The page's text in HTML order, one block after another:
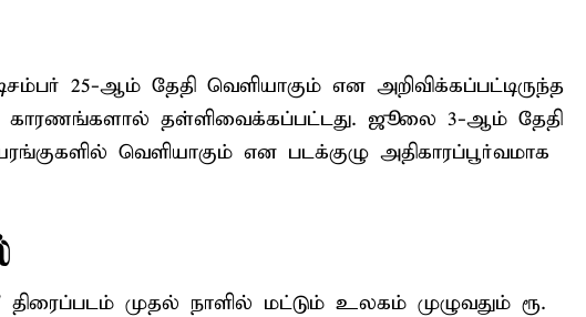
25-ஆம் தேதி வெளியாகும் என அறிவிக்கப்பட்டிருந்த
காரணங்களால் தள்ளிவைக்கப்பட்டது. ஜூலை 3-ஆம் தேதி
வெளியாகும் என படக்குழு அதிகாரப்பூர்வமாக
முதல் நாளில் மட்டும் உலகம் முழுவதும் ரூ.